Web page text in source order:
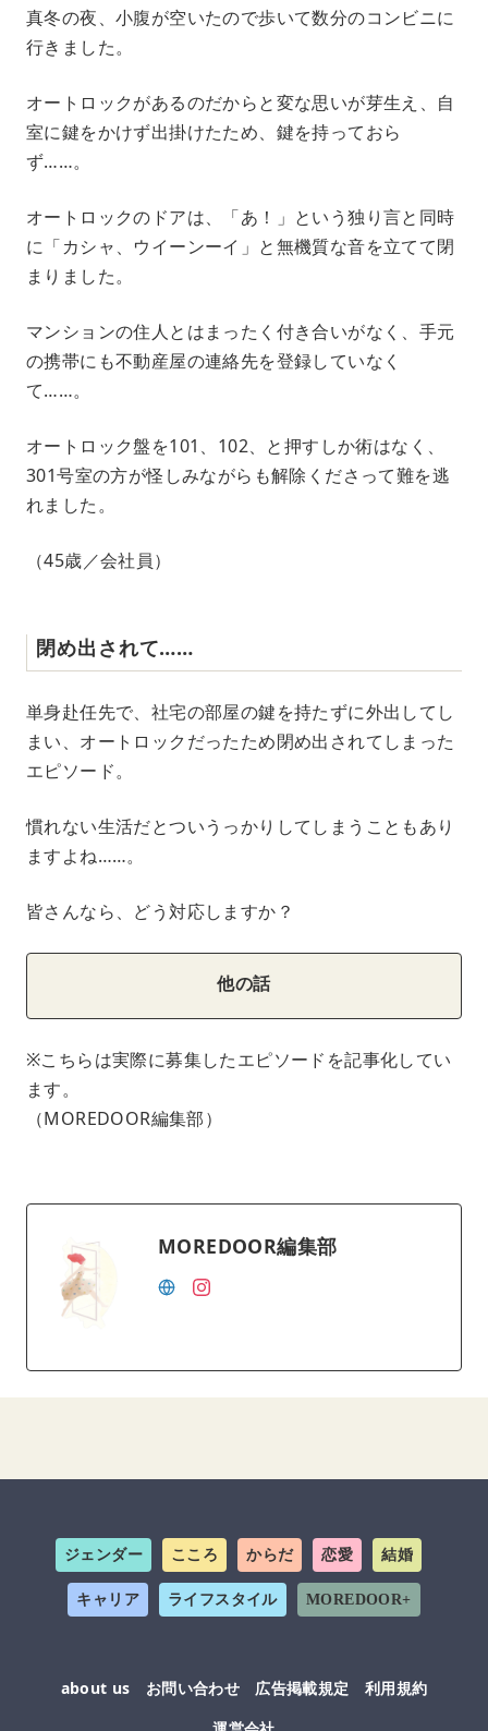
真冬の夜、小腹が空いたので歩いて数分のコンビニに
行きました。
オートロックがあるのだからと変な思いが芽生え、自
室に鍵をかけず出掛けたため、鍵を持っておら
ず……。
オートロックのドアは、「あ！」という独り言と同時
に「カシャ、ウイーンーイ」と無機質な音を立てて閉
まりました。
マンションの住人とはまったく付き合いがなく、手元
の携帯にも不動産屋の連絡先を登録していなく
て……。
オートロック盤を101、102、と押すしか術はなく、
301号室の方が怪しみながらも解除くださって難を逃
れました。
（45歳／会社員）
閉め出されて……
単身赴任先で、社宅の部屋の鍵を持たずに外出してし
まい、オートロックだったため閉め出されてしまった
エピソード。
慣れない生活だとついうっかりしてしまうこともあり
ますよね……。
皆さんなら、どう対応しますか？
他の話
※こちらは実際に募集したエピソードを記事化してい
ます。
（MOREDOOR編集部）
MOREDOOR編集部
ジェンダー こころ からだ 恋愛 結婚
キャリア ライフスタイル MOREDOOR+
about us お問い合わせ 広告掲載規定
利用規約